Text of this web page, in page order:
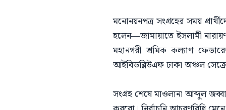
​মনোনয়নপত্র সংগ্রহের সময়
হলেন—জামায়াতে ইসলামী
মহানগরী শ্রমিক কল্যাণ
আইবিডব্লিউএফ ঢাকা অঞ্চল
​সংগ্রহ শেষে মাওলানা আব্দুল